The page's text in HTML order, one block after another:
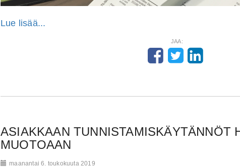
Lue lisää...
JAA:
ASIAKKAAN TUNNISTAMISKÄYTÄNNÖT
MUOTOAAN
maanantai 6. toukokuuta 2019